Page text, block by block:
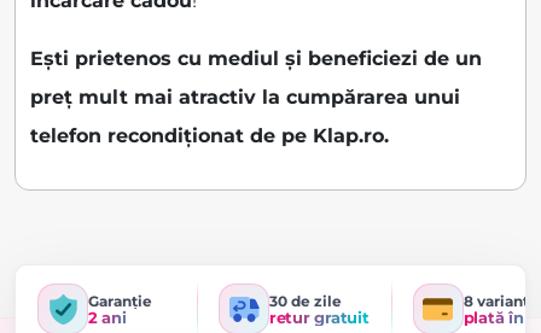
Ești prietenos cu mediul și beneficiezi de un
preț mult mai atractiv la cumpărarea unui
telefon recondiționat de pe Klap.ro.
Garanție
2 ani
30 de zile
retur gratuit
8 variante
plată în